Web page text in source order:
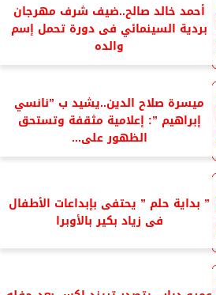
أحمد خالد صالح..ضيف شرف مهرجان
بردية السينمائي فى دورة تحمل إسم
والده
ميسرة صلاح الدين..يشيد ب ”نانسي
إبراهيم ”: إعلامية مثقفة وتستحق
الظهور على...
” بداية حلم ” يحتفى بإبداعات الأطفال
فى زياد بكير بالأوبرا